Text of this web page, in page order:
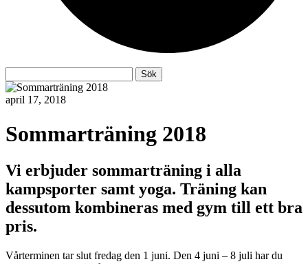
efter:
Sök
april 17, 2018
Sommarträning 2018
Vi erbjuder sommarträning i alla
kampsporter samt yoga. Träning kan
dessutom kombineras med gym till ett bra
pris.
Vårterminen tar slut fredag den 1 juni. Den 4 juni – 8 juli har du